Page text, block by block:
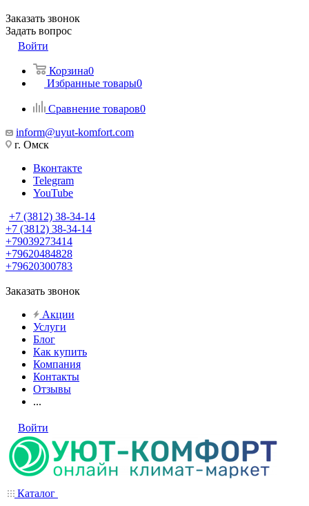
Заказать звонок
Задать вопрос
Войти
Корзина0
Избранные товары0
Сравнение товаров0
inform@uyut-komfort.com
г. Омск
Вконтакте
Telegram
YouTube
+7 (3812) 38-34-14
+7 (3812) 38-34-14
+79039273414
+79620484828
+79620300783
Заказать звонок
Акции
Услуги
Блог
Как купить
Компания
Контакты
Отзывы
...
Войти
Каталог